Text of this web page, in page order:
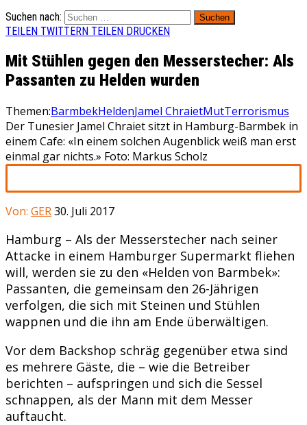
Suchen nach:
TEILEN TWITTERN TEILEN DRUCKEN
Mit Stühlen gegen den Messerstecher: Als
Passanten zu Helden wurden
Themen:BarmbekHeldenJamel ChraietMutTerrorismus
Der Tunesier Jamel Chraiet sitzt in Hamburg-Barmbek in
einem Cafe: «In einem solchen Augenblick weiß man erst
einmal gar nichts.» Foto: Markus Scholz
Von: GER30. Juli 2017
Hamburg – Als der Messerstecher nach seiner
Attacke in einem Hamburger Supermarkt fliehen
will, werden sie zu den «Helden von Barmbek»:
Passanten, die gemeinsam den 26-Jährigen
verfolgen, die sich mit Steinen und Stühlen
wappnen und die ihn am Ende überwältigen.
Vor dem Backshop schräg gegenüber etwa sind
es mehrere Gäste, die – wie die Betreiber
berichten – aufspringen und sich die Sessel
schnappen, als der Mann mit dem Messer
auftaucht.